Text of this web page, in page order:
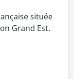
située
Grand Est.